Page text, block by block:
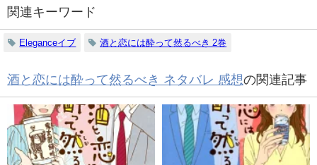
関連キーワード
Eleganceイブ 酒と恋には酔って然るべき 2巻
酒と恋には酔って然るべき ネタバレ 感想の関連記事